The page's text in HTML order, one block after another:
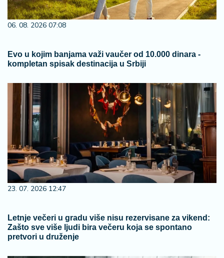
06. 08. 2026 07:08
Evo u kojim banjama važi vaučer od 10.000 dinara -
kompletan spisak destinacija u Srbiji
23. 07. 2026 12:47
Letnje večeri u gradu više nisu rezervisane za vikend:
Zašto sve više ljudi bira večeru koja se spontano
pretvori u druženje